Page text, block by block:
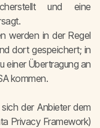
und eine
werden in der Regel
dort gespeichert; in
einer Übertragung an
kommen.
der Anbieter dem
Privacy Framework)